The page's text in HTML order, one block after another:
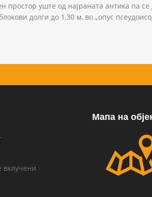
простор уште од најраната антика па
долги до 1,30 м, во „опус
вклучени
Мапа на